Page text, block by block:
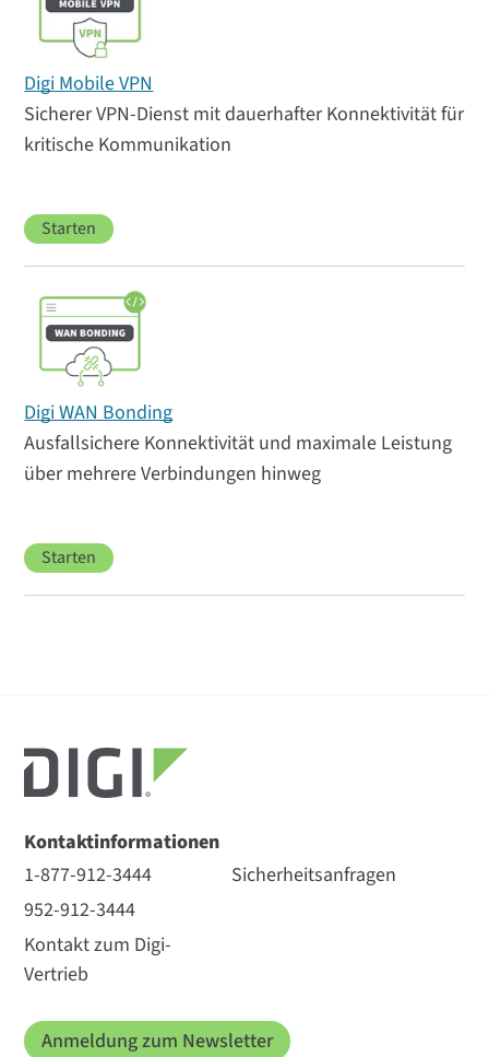
Digi Mobile VPN
Sicherer VPN-Dienst mit dauerhafter Konnektivität für
kritische Kommunikation
Starten
Digi WAN Bonding
Ausfallsichere Konnektivität und maximale Leistung
über mehrere Verbindungen hinweg
Starten
Kontaktinformationen
1-877-912-3444
952-912-3444
Kontakt zum Digi-
Vertrieb
Sicherheitsanfragen
Anmeldung zum Newsletter